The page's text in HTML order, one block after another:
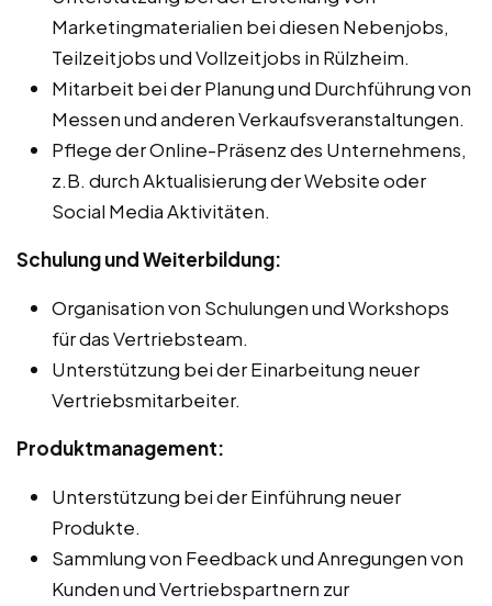
Marketingmaterialien bei diesen Nebenjobs,
Teilzeitjobs und Vollzeitjobs in Rülzheim.
Mitarbeit bei der Planung und Durchführung von
Messen und anderen Verkaufsveranstaltungen.
Pflege der Online-Präsenz des Unternehmens,
z.B. durch Aktualisierung der Website oder
Social Media Aktivitäten.
Schulung und Weiterbildung:
Organisation von Schulungen und Workshops
für das Vertriebsteam.
Unterstützung bei der Einarbeitung neuer
Vertriebsmitarbeiter.
Produktmanagement:
Unterstützung bei der Einführung neuer
Produkte.
Sammlung von Feedback und Anregungen von
Kunden und Vertriebspartnern zur